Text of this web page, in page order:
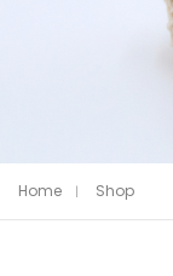
Home Shop